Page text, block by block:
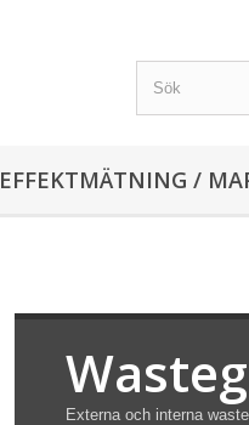
EFFEKTMÄTNING /
Externa och interna